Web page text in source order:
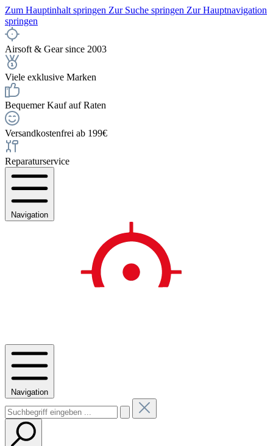
Zum Hauptinhalt springen Zur Suche springen Zur Hauptnavigation
springen
Airsoft & Gear since 2003
Viele exklusive Marken
Bequemer Kauf auf Raten
Versandkostenfrei ab 199€
Reparaturservice
Navigation
Navigation